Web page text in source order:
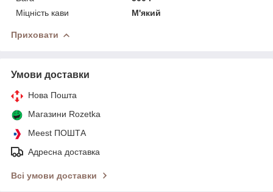
Міцність кави
М'який
Приховати
Умови доставки
Нова Пошта
Магазини Rozetka
Meest ПОШТА
Адресна доставка
Всі умови доставки